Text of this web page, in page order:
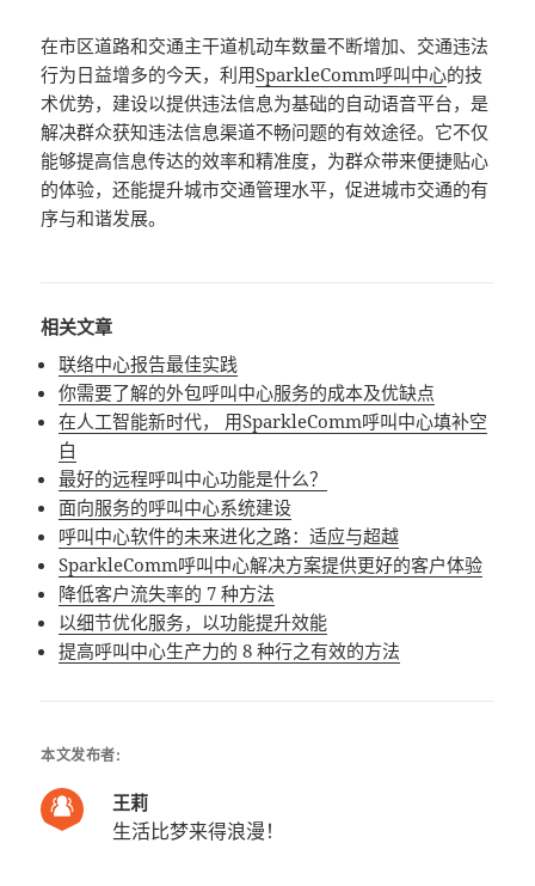
在市区道路和交通主干道机动车数量不断增加、交通违法
行为日益增多的今天，利用SparkleComm呼叫中心的技
术优势，建设以提供违法信息为基础的自动语音平台，是
解决群众获知违法信息渠道不畅问题的有效途径。它不仅
能够提高信息传达的效率和精准度，为群众带来便捷贴心
的体验，还能提升城市交通管理水平，促进城市交通的有
序与和谐发展。
相关文章
联络中心报告最佳实践
你需要了解的外包呼叫中心服务的成本及优缺点
在人工智能新时代， 用SparkleComm呼叫中心填补空
白
最好的远程呼叫中心功能是什么？
面向服务的呼叫中心系统建设
呼叫中心软件的未来进化之路：适应与超越
SparkleComm呼叫中心解决方案提供更好的客户体验
降低客户流失率的 7 种方法
以细节优化服务，以功能提升效能
提高呼叫中心生产力的 8 种行之有效的方法
本文发布者:
王莉
生活比梦来得浪漫！